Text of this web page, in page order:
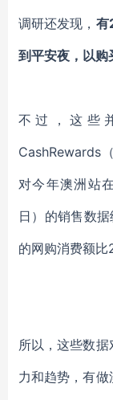
调研还发现， 有
到平安夜，以购
不过，这些
CashRewards
对今年澳洲站
日）的销售数
的网购消费额比
所以，这些数
力和趋势，有